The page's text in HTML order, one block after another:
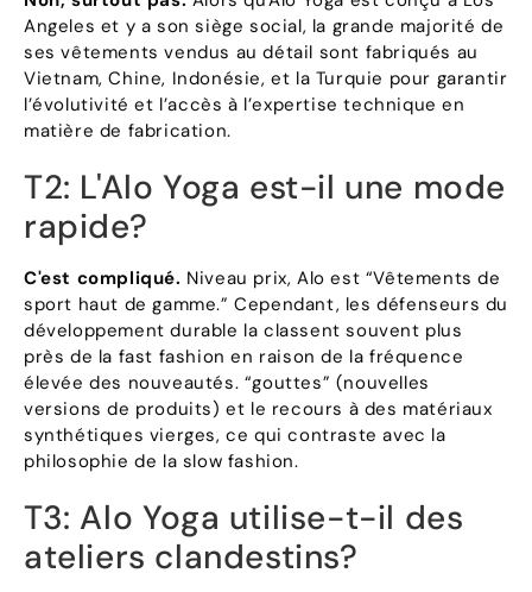
Angeles et y a son siège social, la grande majorité de
ses vêtements vendus au détail sont fabriqués au
Vietnam, Chine, Indonésie, et la Turquie pour garantir
l’évolutivité et l’accès à l’expertise technique en
matière de fabrication.
T2: L'Alo Yoga est-il une mode
rapide?
C'est compliqué. Niveau prix, Alo est “Vêtements de
sport haut de gamme.” Cependant, les défenseurs du
développement durable la classent souvent plus
près de la fast fashion en raison de la fréquence
élevée des nouveautés. “gouttes” (nouvelles
versions de produits) et le recours à des matériaux
synthétiques vierges, ce qui contraste avec la
philosophie de la slow fashion.
T3: Alo Yoga utilise-t-il des
ateliers clandestins?